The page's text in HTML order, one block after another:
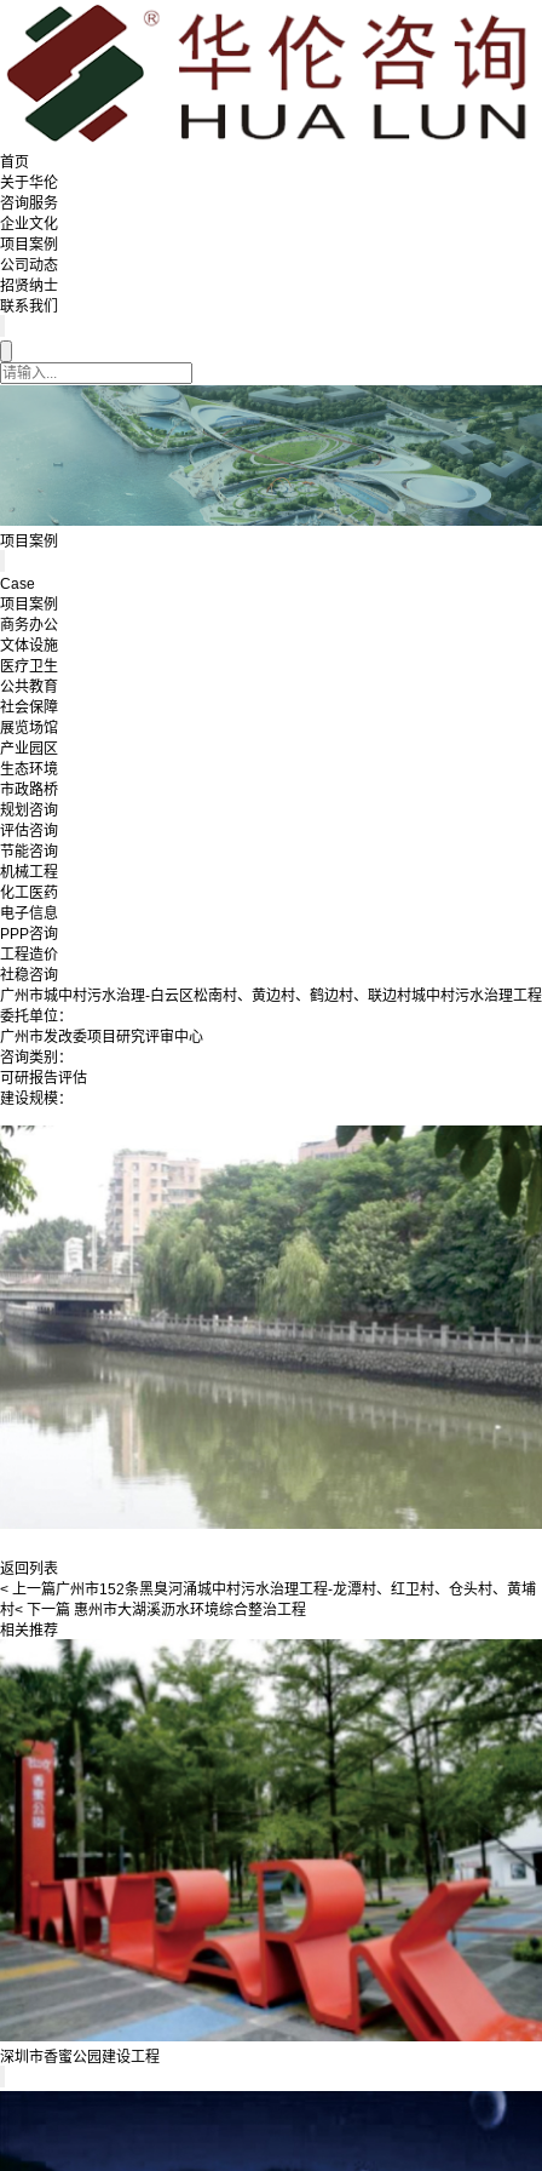
首页
关于华伦
咨询服务
企业文化
项目案例
公司动态
招贤纳士
联系我们
项目案例
Case
项目案例
商务办公
文体设施
医疗卫生
公共教育
社会保障
展览场馆
产业园区
生态环境
市政路桥
规划咨询
评估咨询
节能咨询
机械工程
化工医药
电子信息
PPP咨询
工程造价
社稳咨询
广州市城中村污水治理-白云区松南村、黄边村、鹤边村、联边村城中村污水治理工程
委托单位：
广州市发改委项目研究评审中心
咨询类别：
可研报告评估
建设规模：
返回列表
< 上一篇广州市152条黑臭河涌城中村污水治理工程-龙潭村、红卫村、仓头村、黄埔
村< 下一篇 惠州市大湖溪沥水环境综合整治工程
相关推荐
深圳市香蜜公园建设工程